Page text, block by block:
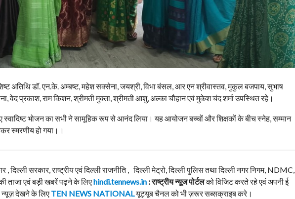
अतिथि डॉ. एन.के. अम्बष्ट, महेश सक्सेना, जयश्री, विभा बंसल, आर एन श्रीवास्तव, मुकुल बजपाय, सुभाष
वेद प्रकाश, राम किशन, श्रीमती मुक्ता, श्रीमती आशु, अल्का चौहान एवं मुकेश चंद शर्मा उपस्थित रहे।
स्वादिष्ट भोजन का सभी ने सामूहिक रूप से आनंद लिया। यह आयोजन बच्चों और शिक्षकों के बीच स्नेह, सम्मान
स्मरणीय हो गया।।
, दिल्ली सरकार, राष्ट्रीय एवं दिल्ली राजनीति , दिल्ली मेट्रो, दिल्ली पुलिस तथा दिल्ली नगर निगम, NDMC,
ताजा एवं बड़ी खबरें पढ़ने के लिएhindi.tennews.in : राष्ट्रीय न्यूज पोर्टलको विजिट करते रहे एवं अपनी ई
न्यूज़ देखने के लिए TEN NEWS NATIONALयूट्यूब चैनल को भी ज़रूर सब्सक्राइब करे।